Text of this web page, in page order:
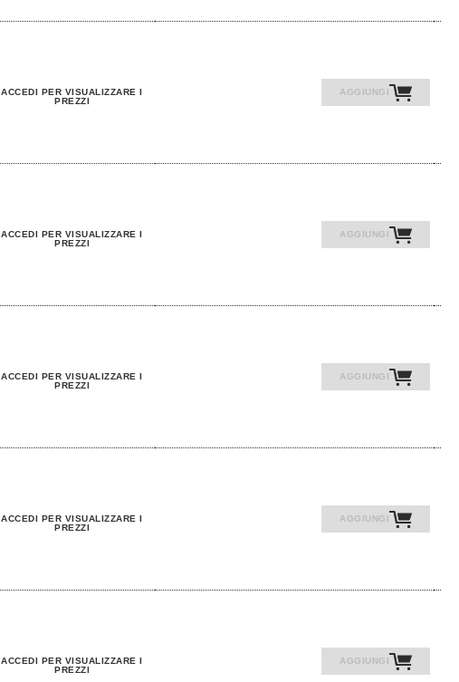
ACCEDI PER VISUALIZZARE I
PREZZI
AGGIUNGI
ACCEDI PER VISUALIZZARE I
PREZZI
AGGIUNGI
ACCEDI PER VISUALIZZARE I
PREZZI
AGGIUNGI
ACCEDI PER VISUALIZZARE I
PREZZI
AGGIUNGI
ACCEDI PER VISUALIZZARE I
PREZZI
AGGIUNGI